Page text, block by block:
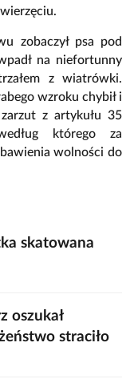
zobaczył psa pod
na niefortunny
z wiatrówki.
wzroku chybił i
zarzut z artykułu 35
którego za
wolności do
skatowana
oszukał
straciło